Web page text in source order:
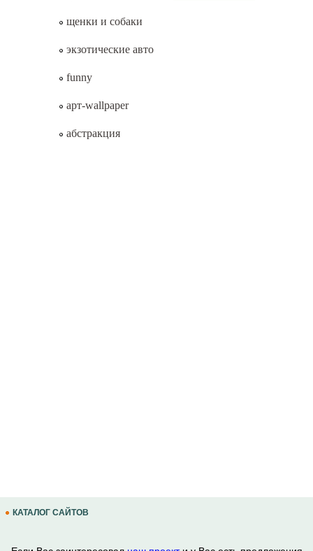
щенки и собаки
экзотические авто
funny
арт-wallpaper
абстракция
КАТАЛОГ САЙТОВ